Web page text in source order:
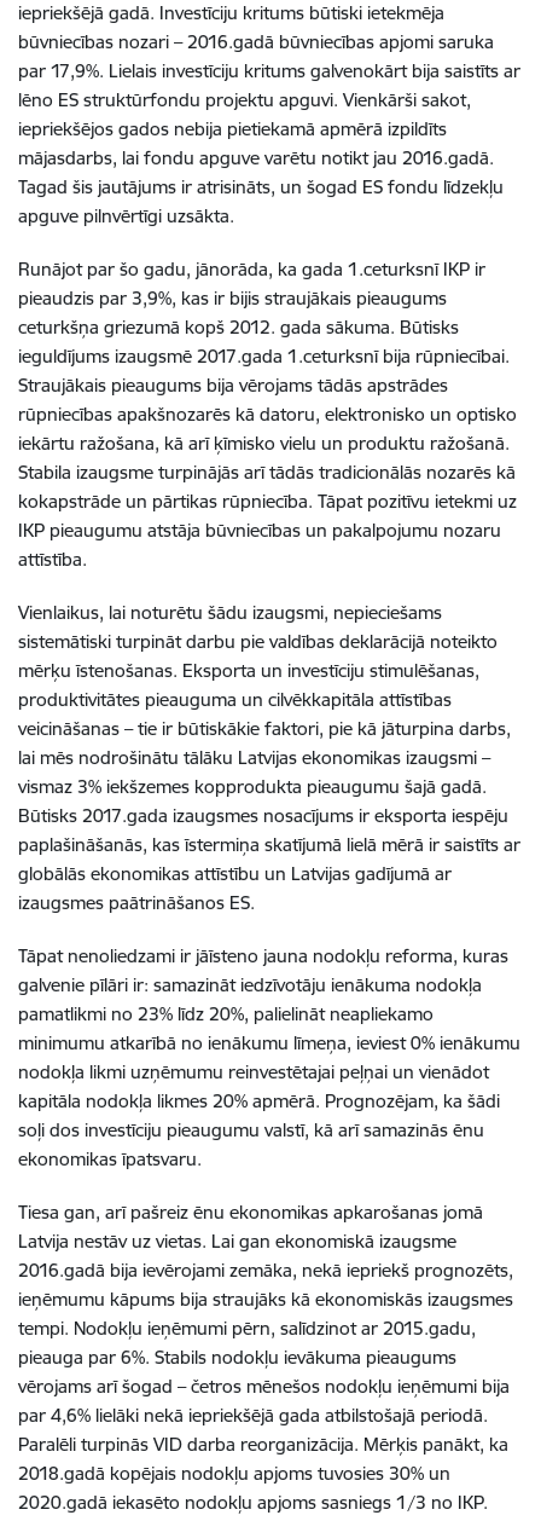
iepriekšējā gadā. Investīciju kritums būtiski ietekmēja
būvniecības nozari – 2016.gadā būvniecības apjomi saruka
par 17,9%. Lielais investīciju kritums galvenokārt bija saistīts ar
lēno ES struktūrfondu projektu apguvi. Vienkārši sakot,
iepriekšējos gados nebija pietiekamā apmērā izpildīts
mājasdarbs, lai fondu apguve varētu notikt jau 2016.gadā.
Tagad šis jautājums ir atrisināts, un šogad ES fondu līdzekļu
apguve pilnvērtīgi uzsākta.
Runājot par šo gadu, jānorāda, ka gada 1.ceturksnī IKP ir
pieaudzis par 3,9%, kas ir bijis straujākais pieaugums
ceturkšņa griezumā kopš 2012. gada sākuma. Būtisks
ieguldījums izaugsmē 2017.gada 1.ceturksnī bija rūpniecībai.
Straujākais pieaugums bija vērojams tādās apstrādes
rūpniecības apakšnozarēs kā datoru, elektronisko un optisko
iekārtu ražošana, kā arī ķīmisko vielu un produktu ražošanā.
Stabila izaugsme turpinājās arī tādās tradicionālās nozarēs kā
kokapstrāde un pārtikas rūpniecība. Tāpat pozitīvu ietekmi uz
IKP pieaugumu atstāja būvniecības un pakalpojumu nozaru
attīstība.
Vienlaikus, lai noturētu šādu izaugsmi, nepieciešams
sistemātiski turpināt darbu pie valdības deklarācijā noteikto
mērķu īstenošanas. Eksporta un investīciju stimulēšanas,
produktivitātes pieauguma un cilvēkkapitāla attīstības
veicināšanas – tie ir būtiskākie faktori, pie kā jāturpina darbs,
lai mēs nodrošinātu tālāku Latvijas ekonomikas izaugsmi –
vismaz 3% iekšzemes kopprodukta pieaugumu šajā gadā.
Būtisks 2017.gada izaugsmes nosacījums ir eksporta iespēju
paplašināšanās, kas īstermiņa skatījumā lielā mērā ir saistīts ar
globālās ekonomikas attīstību un Latvijas gadījumā ar
izaugsmes paātrināšanos ES.
Tāpat nenoliedzami ir jāīsteno jauna nodokļu reforma, kuras
galvenie pīlāri ir: samazināt iedzīvotāju ienākuma nodokļa
pamatlikmi no 23% līdz 20%, palielināt neapliekamo
minimumu atkarībā no ienākumu līmeņa, ieviest 0% ienākumu
nodokļa likmi uzņēmumu reinvestētajai peļņai un vienādot
kapitāla nodokļa likmes 20% apmērā. Prognozējam, ka šādi
soļi dos investīciju pieaugumu valstī, kā arī samazinās ēnu
ekonomikas īpatsvaru.
Tiesa gan, arī pašreiz ēnu ekonomikas apkarošanas jomā
Latvija nestāv uz vietas. Lai gan ekonomiskā izaugsme
2016.gadā bija ievērojami zemāka, nekā iepriekš prognozēts,
ieņēmumu kāpums bija straujāks kā ekonomiskās izaugsmes
tempi. Nodokļu ieņēmumi pērn, salīdzinot ar 2015.gadu,
pieauga par 6%. Stabils nodokļu ievākuma pieaugums
vērojams arī šogad – četros mēnešos nodokļu ieņēmumi bija
par 4,6% lielāki nekā iepriekšējā gada atbilstošajā periodā.
Paralēli turpinās VID darba reorganizācija. Mērķis panākt, ka
2018.gadā kopējais nodokļu apjoms tuvosies 30% un
2020.gadā iekasēto nodokļu apjoms sasniegs 1/3 no IKP.